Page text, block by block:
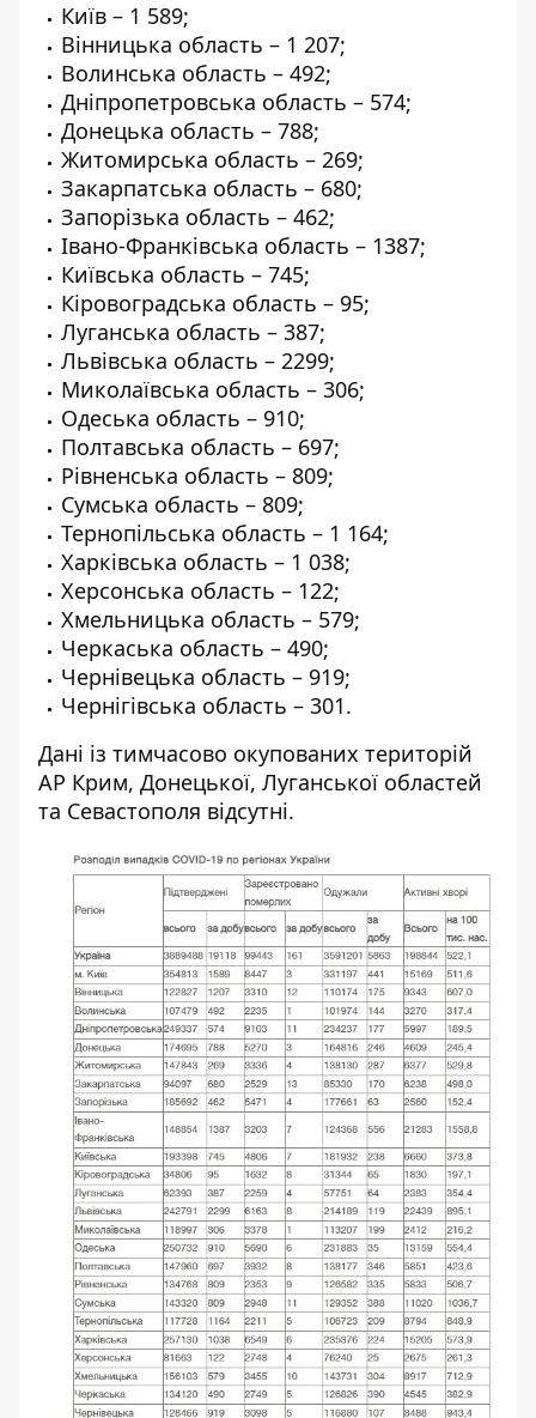
Київ – 1 589;
Вінницька область – 1 207;
Волинська область – 492;
Дніпропетровська область – 574;
Донецька область – 788;
Житомирська область – 269;
Закарпатська область – 680;
Запорізька область – 462;
Івано-Франківська область – 1387;
Київська область – 745;
Кіровоградська область – 95;
Луганська область – 387;
Львівська область – 2299;
Миколаївська область – 306;
Одеська область – 910;
Полтавська область – 697;
Рівненська область – 809;
Сумська область – 809;
Тернопільська область – 1 164;
Харківська область – 1 038;
Херсонська область – 122;
Хмельницька область – 579;
Черкаська область – 490;
Чернівецька область – 919;
Чернігівська область – 301.
Дані із тимчасово окупованих територій
АР Крим, Донецької, Луганської областей
та Севастополя відсутні.